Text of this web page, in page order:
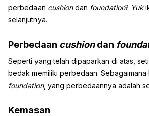
perbedaan cushiondan foundation? Yuk
selanjutnya.
Perbedaan cushiondan
Seperti yang telah dipaparkan di atas,
bedak memiliki perbedaan. Sebagaimana
foundation, yang perbedaannya adalah
Kemasan